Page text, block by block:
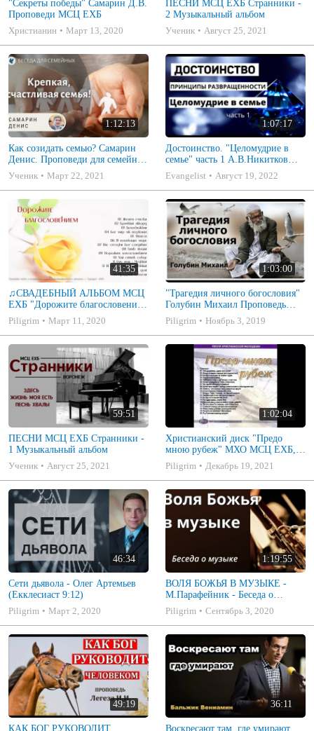
"Секреты победы" Самарин Д.В.
Проповеди МСЦ ЕХБ
Христианин
Март 13, 2020
ПЕСНИ МСЦ ЕХБ Странники -
2 Музыкальный альбом
Ученик
Август 25, 2021
1:12:13
Как созидать семью? Самарин
Денис. Проповеди для семейных
МСЦ ЕХБ
Ученик Март 22, 2021
1:07:17
Достоинство. "Целомудрие в
семье" часть 1 А.В.Никитков
Беседа для семейных МСЦ ЕХБ
Evangelist Август 19, 2022
41:35
♫СВАДЕБНЫЙ АЛЬБОМ МСЦ
ЕХБ "Дорожите благословением
- Христианские песни.
Музыкальный диск. Псалмы
Piligrim Март 11, 2020
1:03:00
"Трагедия личного богословия"
Голубин Михаил Проповедь
2019
Piligrim Ноябрь 3, 2019
59:51
ПЕСНИ МСЦ ЕХБ Странники -
1 Музыкальный альбом
Ученик
Август 25, 2021
1:02:04
Христианский диск "Предо
мною рубеж" МХО МСЦ ЕХБ,
музыкальный альбом, пение,
музыка
Piligrim Декабрь 19, 2021
46:34
Сети дьявола - Олег Артемьев
(Екклесиаст 9:12)
Piligrim
Март 2, 2020
1:19:55
ВОЛЯ БОЖЬЯ В МУЗЫКЕ -
М.Парафейник - Беседа о
музыке 2
Piligrim Сентябрь 3, 2020
49:19
КАК БОГ РУКОВОДИТ
36:11
Воскресают там, где умирают.